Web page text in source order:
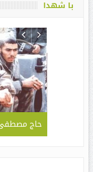
با شهدا
حاج
– کاربردی
مهدی ” /
مراسم